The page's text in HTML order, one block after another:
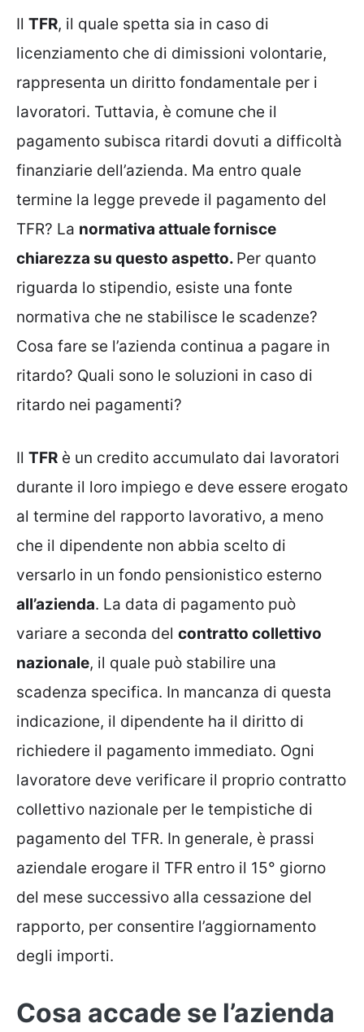
Il TFR, il quale spetta sia in caso di
licenziamento che di dimissioni volontarie,
rappresenta un diritto fondamentale per i
lavoratori. Tuttavia, è comune che il
pagamento subisca ritardi dovuti a difficoltà
finanziarie dell’azienda. Ma entro quale
termine la legge prevede il pagamento del
TFR? La normativa attuale fornisce
chiarezza su questo aspetto. Per quanto
riguarda lo stipendio, esiste una fonte
normativa che ne stabilisce le scadenze?
Cosa fare se l’azienda continua a pagare in
ritardo? Quali sono le soluzioni in caso di
ritardo nei pagamenti?
Il TFR è un credito accumulato dai lavoratori
durante il loro impiego e deve essere erogato
al termine del rapporto lavorativo, a meno
che il dipendente non abbia scelto di
versarlo in un fondo pensionistico esterno
all’azienda. La data di pagamento può
variare a seconda del contratto collettivo
nazionale, il quale può stabilire una
scadenza specifica. In mancanza di questa
indicazione, il dipendente ha il diritto di
richiedere il pagamento immediato. Ogni
lavoratore deve verificare il proprio contratto
collettivo nazionale per le tempistiche di
pagamento del TFR. In generale, è prassi
aziendale erogare il TFR entro il 15° giorno
del mese successivo alla cessazione del
rapporto, per consentire l’aggiornamento
degli importi.
Cosa accade se l’azienda